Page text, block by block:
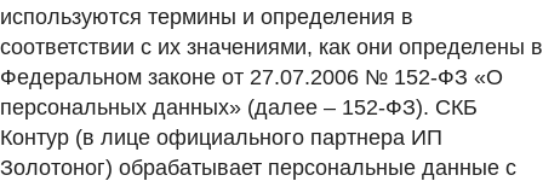
используются термины и определения в
соответствии с их значениями, как они определены в
Федеральном законе от 27.07.2006 № 152-ФЗ «О
персональных данных» (далее – 152-ФЗ). СКБ
Контур (в лице официального партнера ИП
Золотоног) обрабатывает персональные данные с